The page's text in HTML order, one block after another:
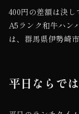
400円の差額は決
A5ランク和牛ハン
は、群馬県伊勢崎
平日ならで